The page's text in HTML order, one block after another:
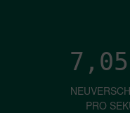
PRO